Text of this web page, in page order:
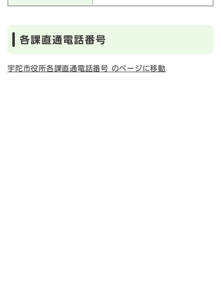
各課直通電話番号
宇陀市役所各課直通電話番号 のページに移動